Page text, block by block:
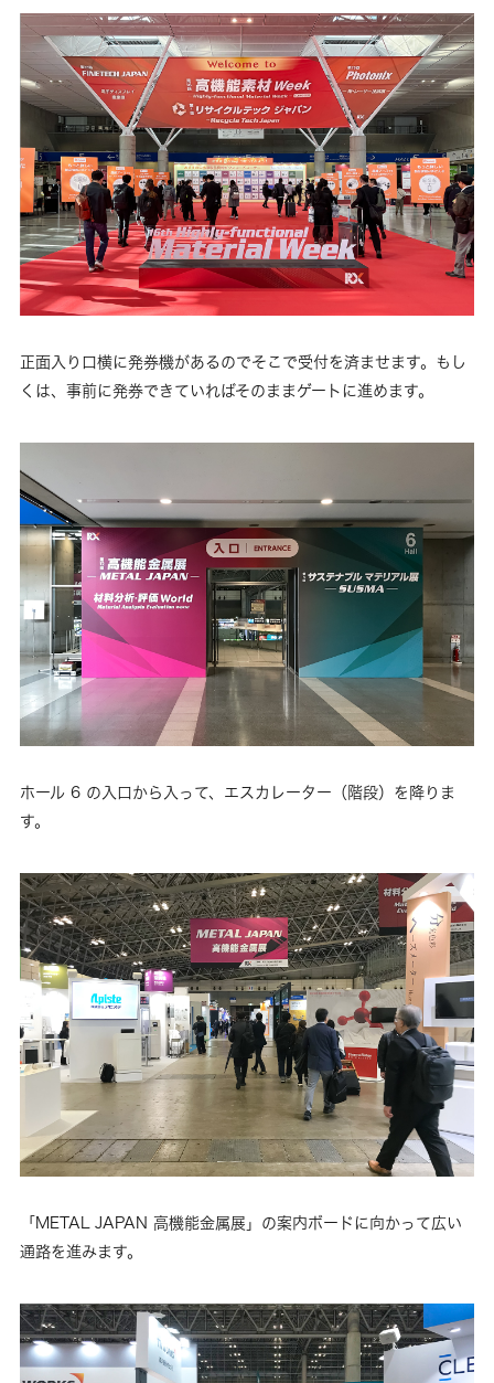
正面入り口横に発券機があるのでそこで受付を済ませます。もし
くは、事前に発券できていればそのままゲートに進めます。
ホール 6 の入口から入って、エスカレーター（階段）を降りま
す。
「METAL JAPAN 高機能金属展」の案内ボードに向かって広い
通路を進みます。